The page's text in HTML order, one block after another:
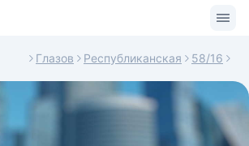
Глазов Республиканская 58/16